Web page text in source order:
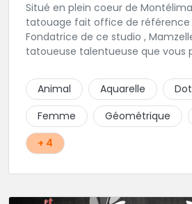
Situé en plein coeur de
tatouage fait office de référence
Fondatrice de ce studio ,
tatoueuse talentueuse que vous
Animal
Aquarelle
Femme
Géométrique
+ 4